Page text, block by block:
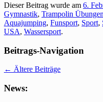
Dieser Beitrag wurde am 6.
Gymnastik, Trampolin Übungen
Aquajumping, Funsport, Sport,
USA, Wassersport.
Beitrags-Navigation
← Ältere Beiträge
News: